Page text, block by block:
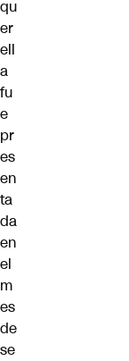
qu
er
ell
a
fu
e
pr
es
en
ta
da
en
el
m
es
de
se